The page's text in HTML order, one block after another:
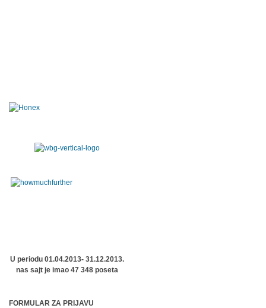
U periodu 01.04.2013- 31.12.2013.
nas sajt je imao 47 348 poseta
FORMULAR ZA PRIJAVU